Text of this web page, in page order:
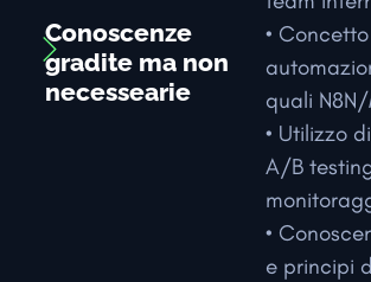
Conoscenze
gradite ma non
necessearie
•
quali
• Utilizzo
A/B
•
e principi